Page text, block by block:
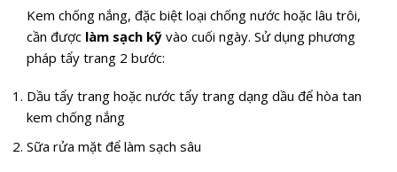
Kem chống nắng, đặc biệt loại chống nước hoặc lâu trôi,
cần được làm sạch kỹ vào cuối ngày. Sử dụng phương
pháp tẩy trang 2 bước:
Dầu tẩy trang hoặc nước tẩy trang dạng dầu để hòa tan
kem chống nắng
Sữa rửa mặt để làm sạch sâu